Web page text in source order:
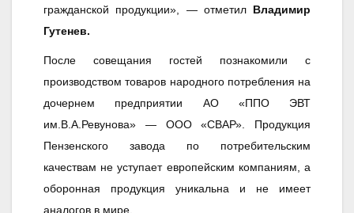
гражданской продукции», — отметилВладимир
Гутенев.
После совещания гостей познакомили с
производством товаров народного потребления на
дочернем предприятии АО «ППО ЭВТ
им.В.А.Ревунова» — ООО «СВАР». Продукция
Пензенского завода по потребительским
качествам не уступает европейским компаниям, а
оборонная продукция уникальна и не имеет
аналогов в мире.